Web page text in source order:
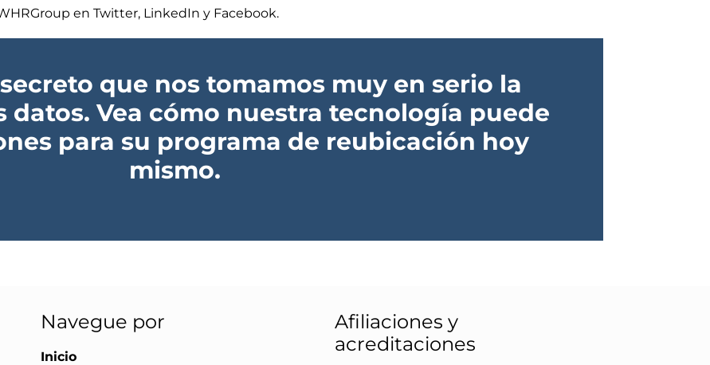
en Twitter, LinkedIn y Facebook.
que nos tomamos muy en serio la
datos. Vea cómo nuestra tecnología puede
para su programa de reubicación hoy
mismo.
Navegue por
Inicio
Afiliaciones y
acreditaciones